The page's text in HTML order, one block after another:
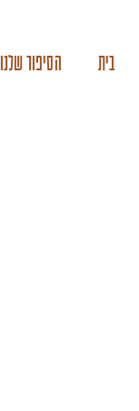
בית הסיפור שלנו